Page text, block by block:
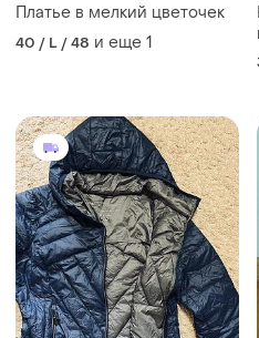
Платье в мелкий цветочек
40 / L / 48 и еще 1